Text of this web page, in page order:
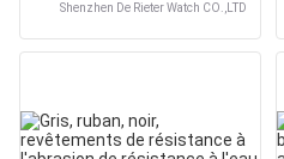
imperméable
Shenzhen De Rieter Watch CO.,LTD